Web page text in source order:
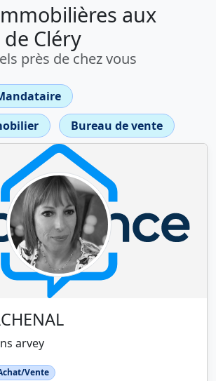
aux
Cléry
près de chez vous
Bureau de vente
arvey
Vente